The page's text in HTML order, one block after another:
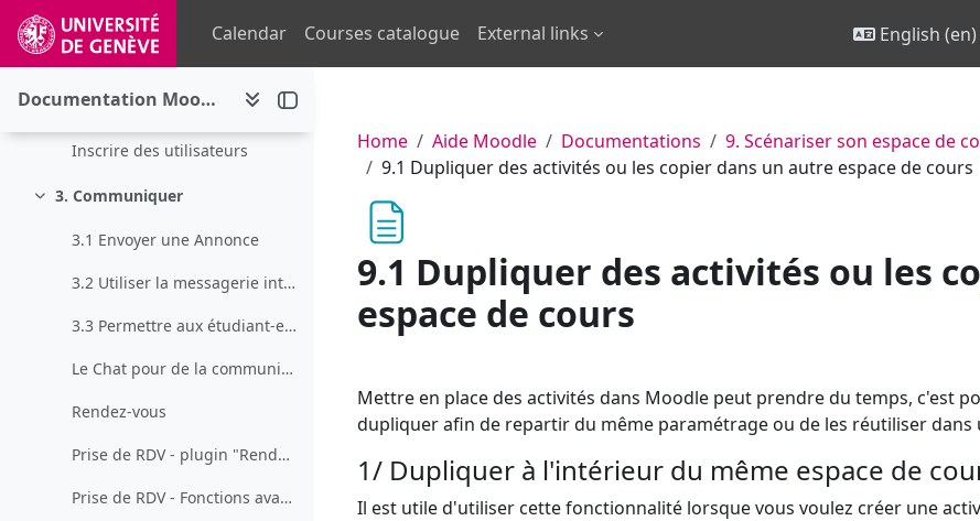
Skip to main content
Calendar
Courses catalogue External links English ‎(en)‎
Documentation Moodle pour les enseignant-es, assistant-es et gestionnaires
2.4 Gérer les inscriptions
2.5 Télécharger la liste des étudiant-es inscrit-es à l'espace de cours
Inscrire des utilisateurs
Collapse
3. Communiquer
3.1 Envoyer une Annonce
3.2 Utiliser la messagerie interne
3.3 Permettre aux étudiant-es d'utiliser la messagerie interne en mode groupe
Le Chat pour de la communication ponctuelle
Rendez-vous
Prise de RDV - plugin "Rendez-vous"
Prise de RDV - Fonctions avancées
Home Aide Moodle Documentations
9. Scénariser son espace de
9.1 Dupliquer des activités ou les copier dans un autre espace de cours
9.1 Dupliquer des activités ou les
espace de cours
Mettre en place des activités dans Moodle peut prendre du temps, c'est
dupliquer afin de repartir du même paramétrage ou de les réutiliser dans
1/ Dupliquer à l'intérieur du même espace de
Il est utile d'utiliser cette fonctionnalité lorsque vous voulez créer une